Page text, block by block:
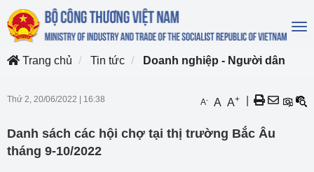
Trang chủ
Tin tức Doanh nghiệp - Người dân
Thứ 2, 20/06/2022 16:38 A- A A+
Danh sách các hội chợ tại thị trường Bắc Âu
tháng 9-10/2022